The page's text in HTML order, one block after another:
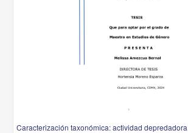
Caracterización taxonómica: actividad